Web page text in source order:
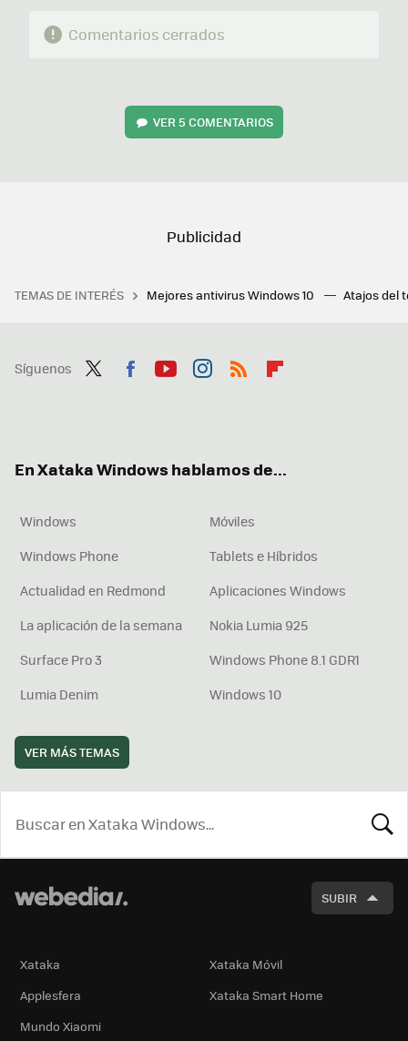
Comentarios cerrados
VER 5 COMENTARIOS
TEMAS DE INTERÉS Mejores antivirus Windows 10 Atajos del
Síguenos
En Xataka Windows hablamos de...
Windows
Móviles
Windows Phone
Tablets e Híbridos
Actualidad en Redmond
Aplicaciones Windows
La aplicación de la semana
Nokia Lumia 925
Surface Pro 3
Windows Phone 8.1 GDR1
Lumia Denim
Windows 10
VER MÁS TEMAS
SUBIR
Xataka
Xataka Móvil
Applesfera
Xataka Smart Home
Mundo Xiaomi